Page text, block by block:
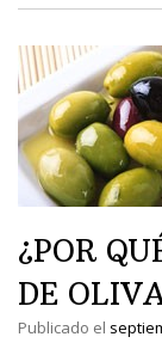
¿POR
DE
Publicado el